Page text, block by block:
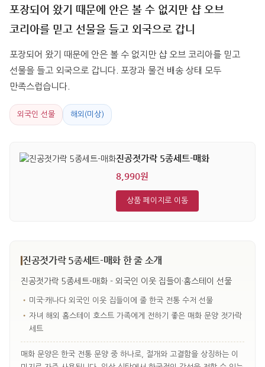
포장되어 왔기 때문에 안은 볼 수 없지만 샵 오브
코리아를 믿고 선물을 들고 외국으로 갑니
포장되어 왔기 때문에 안은 볼 수 없지만 샵 오브 코리아를 믿고
선물을 들고 외국으로 갑니다. 포장과 물건 배송 상태 모두
만족스럽습니다.
외국인 선물 해외(미상)
진공젓가락 5종세트-매화
8,990원
상품 페이지로 이동
진공젓가락 5종세트-매화 한 줄 소개
진공젓가락 5종세트-매화 - 외국인 이웃 집들이·홈스테이 선물
• 미국·캐나다 외국인 이웃 집들이에 줄 한국 전통 수저 선물
• 자녀 해외 홈스테이 호스트 가족에게 전하기 좋은 매화 문양 젓가락
세트
매화 문양은 한국 전통 문양 중 하나로, 절개와 고결함을 상징하는 이